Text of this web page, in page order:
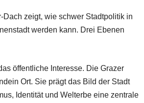
Dach zeigt, wie schwer Stadtpolitik in
werden kann. Drei Ebenen
öffentliche Interesse. Die Grazer
Ort. Sie prägt das Bild der Stadt
Identität und Welterbe eine zentrale